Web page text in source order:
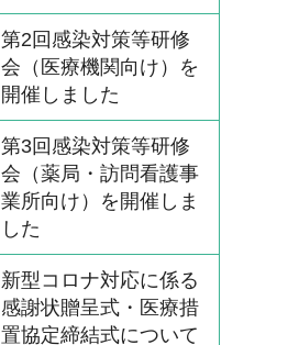
第2回感染対策等研修
会（医療機関向け）を
開催しました
第3回感染対策等研修
会（薬局・訪問看護事
業所向け）を開催しま
した
新型コロナ対応に係る
感謝状贈呈式・医療措
置協定締結式について